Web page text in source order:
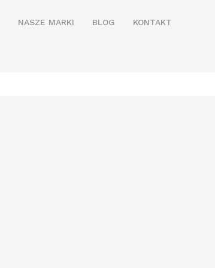
NASZE MARKI BLOG KONTAKT